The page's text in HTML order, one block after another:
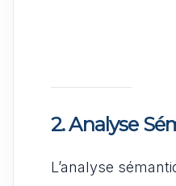
2. Analyse
L’analyse